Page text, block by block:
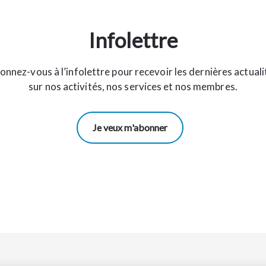
Infolettre
vous à l’infolettre pour recevoir les dernières
sur nos activités, nos services et nos membres.
Je veux m'abonner